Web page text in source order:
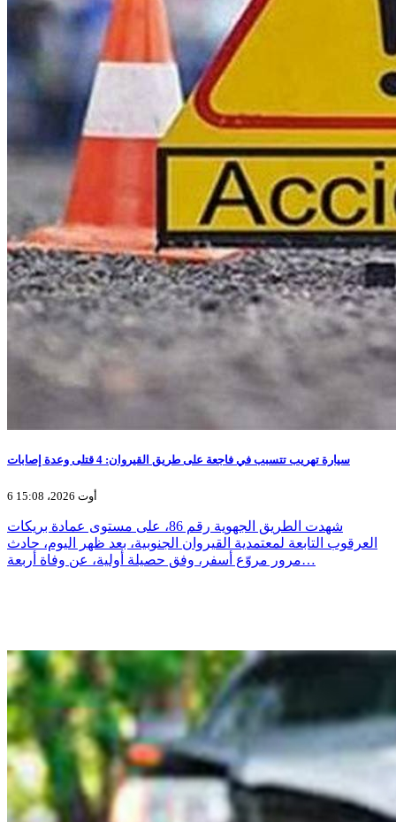
سيارة تهريب تتسبب في فاجعة على طريق القيروان: 4 قتلى وعدة إصابات
6 أوت 2026، 15:08
شهدت الطريق الجهوية رقم 86، على مستوى عمادة بريكات
العرقوب التابعة لمعتمدية القيروان الجنوبية، بعد ظهر اليوم، حادث
مرور مروّع أسفر، وفق حصيلة أولية، عن وفاة أربعة…